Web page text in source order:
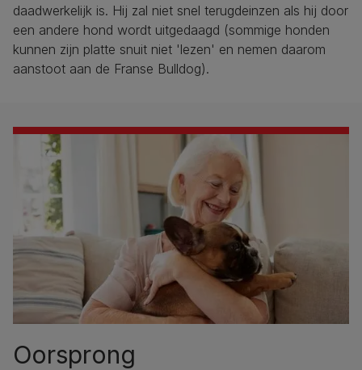
daadwerkelijk is. Hij zal niet snel terugdeinzen als hij door
een andere hond wordt uitgedaagd (sommige honden
kunnen zijn platte snuit niet 'lezen' en nemen daarom
aanstoot aan de Franse Bulldog).
Oorsprong